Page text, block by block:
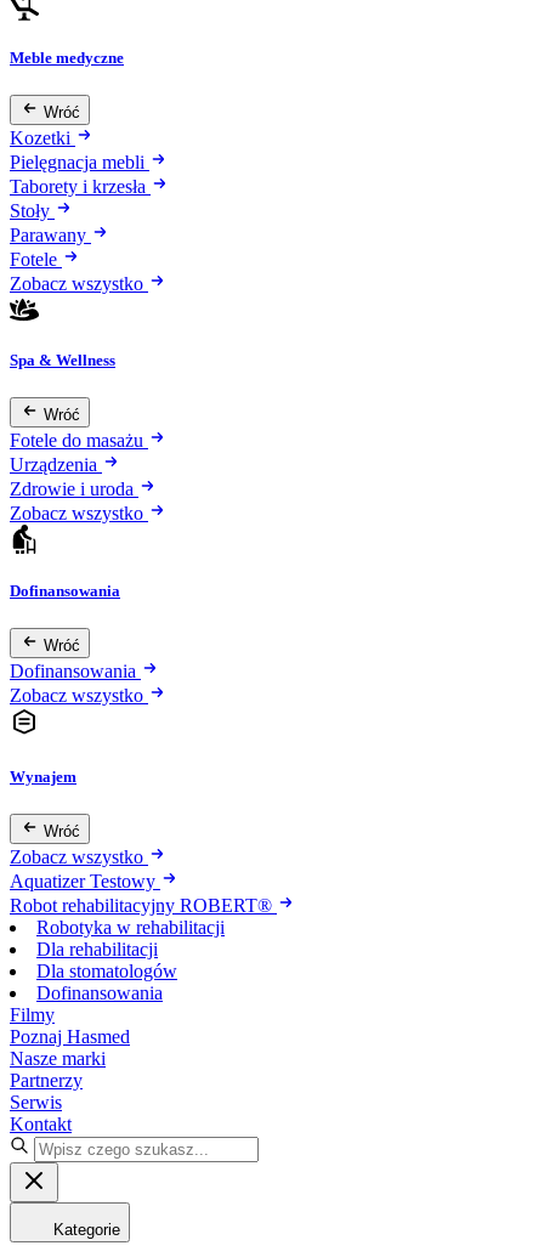
Meble medyczne
Wróć
Kozetki
Pielęgnacja mebli
Taborety i krzesła
Stoły
Parawany
Fotele
Zobacz wszystko
Spa & Wellness
Wróć
Fotele do masażu
Urządzenia
Zdrowie i uroda
Zobacz wszystko
Dofinansowania
Wróć
Dofinansowania
Zobacz wszystko
Wynajem
Wróć
Zobacz wszystko
Aquatizer Testowy
Robot rehabilitacyjny ROBERT®
Robotyka w rehabilitacji
Dla rehabilitacji
Dla stomatologów
Dofinansowania
Filmy
Poznaj Hasmed
Nasze marki
Partnerzy
Serwis
Kontakt
Kategorie